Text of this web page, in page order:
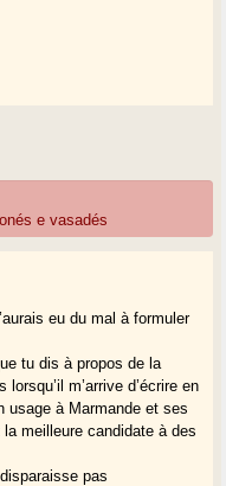
e vasadés
eu du mal à formuler
tu dis à propos de la
m’arrive d’écrire en
usage à Marmande et ses
meilleure candidate à des
pas